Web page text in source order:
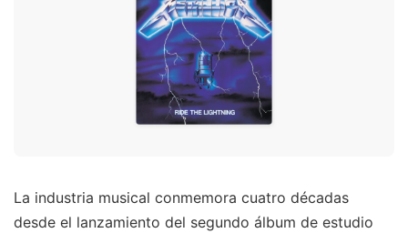
La industria musical conmemora cuatro décadas
desde el lanzamiento del segundo álbum de estudio